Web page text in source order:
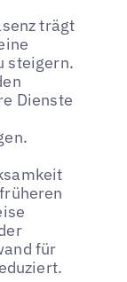
trägt
steigern.
Dienste
für